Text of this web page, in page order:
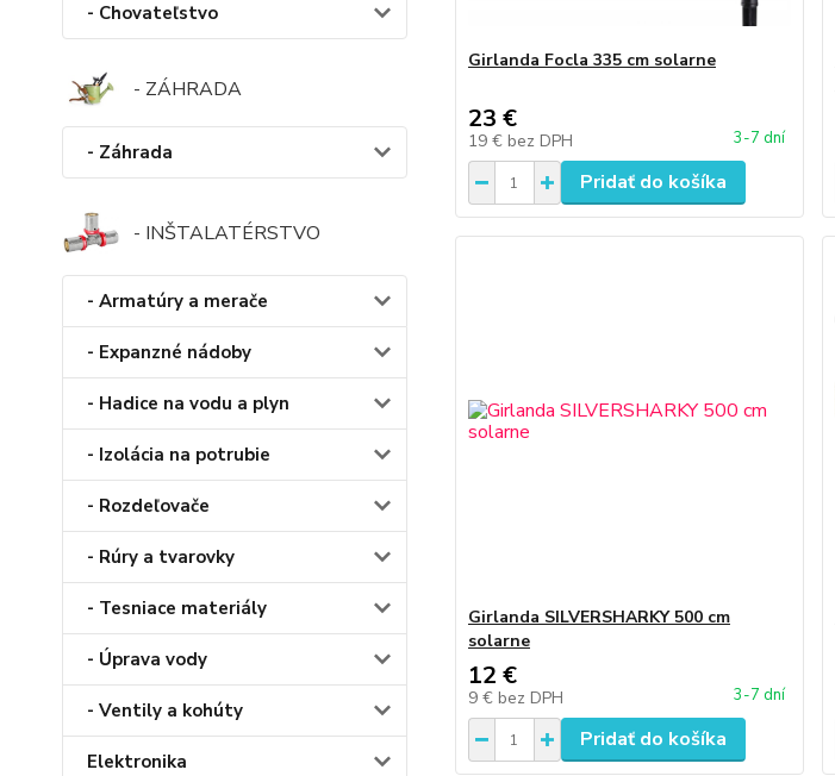
- Chovateľstvo
- ZÁHRADA
- Záhrada
- INŠTALATÉRSTVO
- Armatúry a merače
- Expanzné nádoby
- Hadice na vodu a plyn
- Izolácia na potrubie
- Rozdeľovače
- Rúry a tvarovky
- Tesniace materiály
- Úprava vody
- Ventily a kohúty
Elektronika
Girlanda Focla 335 cm solarne
23 €
19 € bez DPH 3-7 dní
Pridať do košíka
Girlanda SILVERSHARKY 500 cm
solarne
12 €
9 € bez DPH 3-7 dní
Pridať do košíka